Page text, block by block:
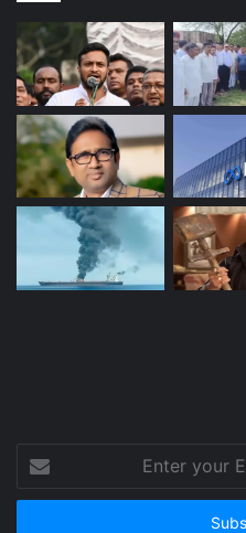
your
Email